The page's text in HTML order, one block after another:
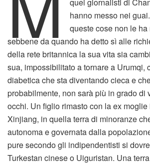
hanno messo nei
queste cose non le
sebbene da quando ha detto sì alle
della rete britannica la sua vita sia
sua, impossibilitato a tornare a Urumqi,
diabetica che sta diventando cieca e
probabilmente, non sarà più in grado di
occhi. Un figlio rimasto con la ex
Xinjiang, in quella terra di minoranze
autonoma e governata dalla
pure secondo gli indipendentisti si
Turkestan cinese o Uiguristan. Una